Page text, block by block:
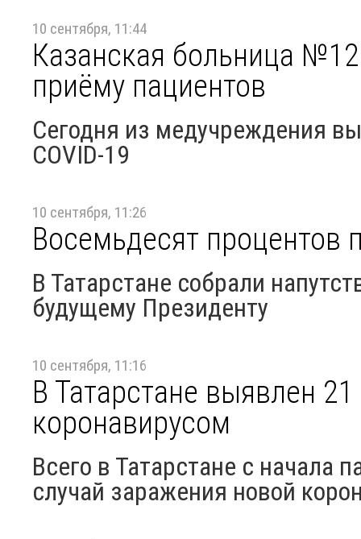
10 сентября, 11:44
Казанская больница
приёму пациентов
Сегодня из медучреждения
COVID-19
10 сентября, 11:26
Восемьдесят процентов
В Татарстане собрали
будущему Президенту
10 сентября, 11:16
В Татарстане выявлен
коронавирусом
Всего в Татарстане с начала
случай заражения новой